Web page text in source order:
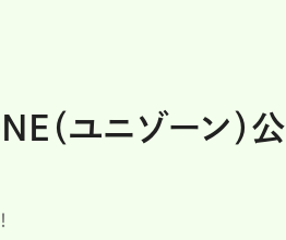
（ユニゾーン）公